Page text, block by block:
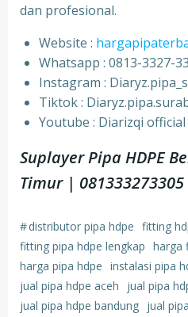
dan profesional.
Website :
Whatsapp : 0813-3327-
⁠Instagram :
⁠Tiktok :
⁠Youtube : Diarizqi official
Suplayer Pipa HDPE
Timur | 081333273305
#distributor pipa hdpe fitting
fitting pipa hdpe lengkap harga
harga pipa hdpe instalasi pipa
jual pipa hdpe aceh
jual pipa
jual pipa hdpe bandung jual